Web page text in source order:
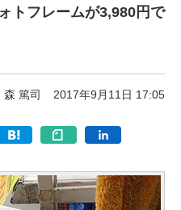
トフレームが3,980円で
森 篤司 2017年9月11日 17:05